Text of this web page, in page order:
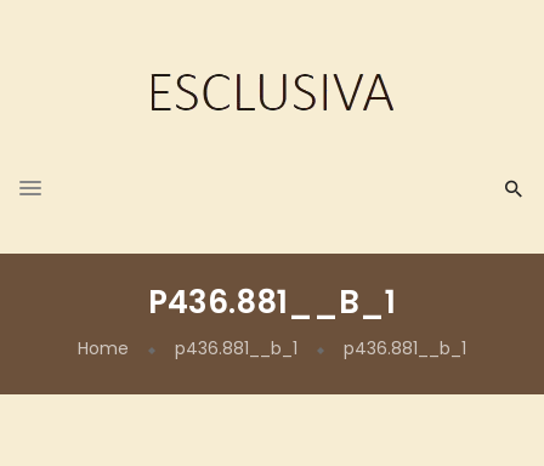
P436.881__B_1
Home p436.881__b_1 p436.881__b_1